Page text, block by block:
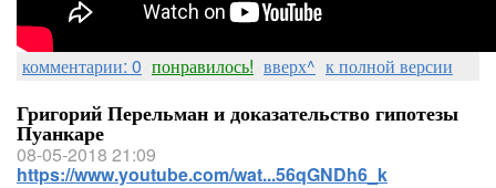
комментарии: 0 понравилось! вверх^ к полной версии
Григорий Перельман и доказательство гипотезы
Пуанкаре
08-05-2018 21:09
https://www.youtube.com/wat...56qGNDh6_k